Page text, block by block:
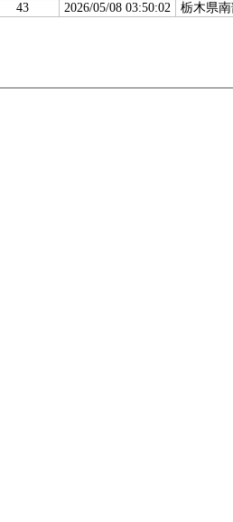
43 2026/05/08 03:50:02 栃木県